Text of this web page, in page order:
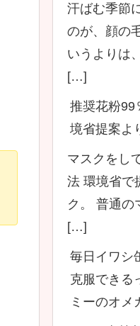
汗ばむ季節
のが、顔の
いうよりは
[…]
推奨花粉99
境省提案よ
マスクをし
法 環境省で
ク。 普通の
[…]
毎日イワシ
克服できる
ミーのオメ